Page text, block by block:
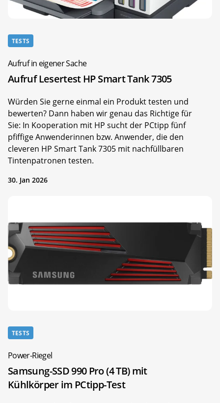
TESTS
Aufruf in eigener Sache
Aufruf Lesertest HP Smart Tank 7305
Würden Sie gerne einmal ein Produkt testen und
bewerten? Dann haben wir genau das Richtige für
Sie: In Kooperation mit HP sucht der PCtipp fünf
pfiffige Anwenderinnen bzw. Anwender, die den
cleveren HP Smart Tank 7305 mit nachfüllbaren
Tintenpatronen testen.
30. Jan 2026
TESTS
Power-Riegel
Samsung-SSD 990 Pro (4 TB) mit
Kühlkörper im PCtipp-Test